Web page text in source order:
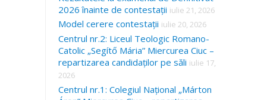
2026 înainte de contestații iulie 21, 2026
Model cerere contestații iulie 20, 2026
Centrul nr.2: Liceul Teologic Romano-
Catolic „Segítő Mária” Miercurea Ciuc –
repartizarea candidaților pe săli iulie 17,
2026
Centrul nr.1: Colegiul Național „Márton